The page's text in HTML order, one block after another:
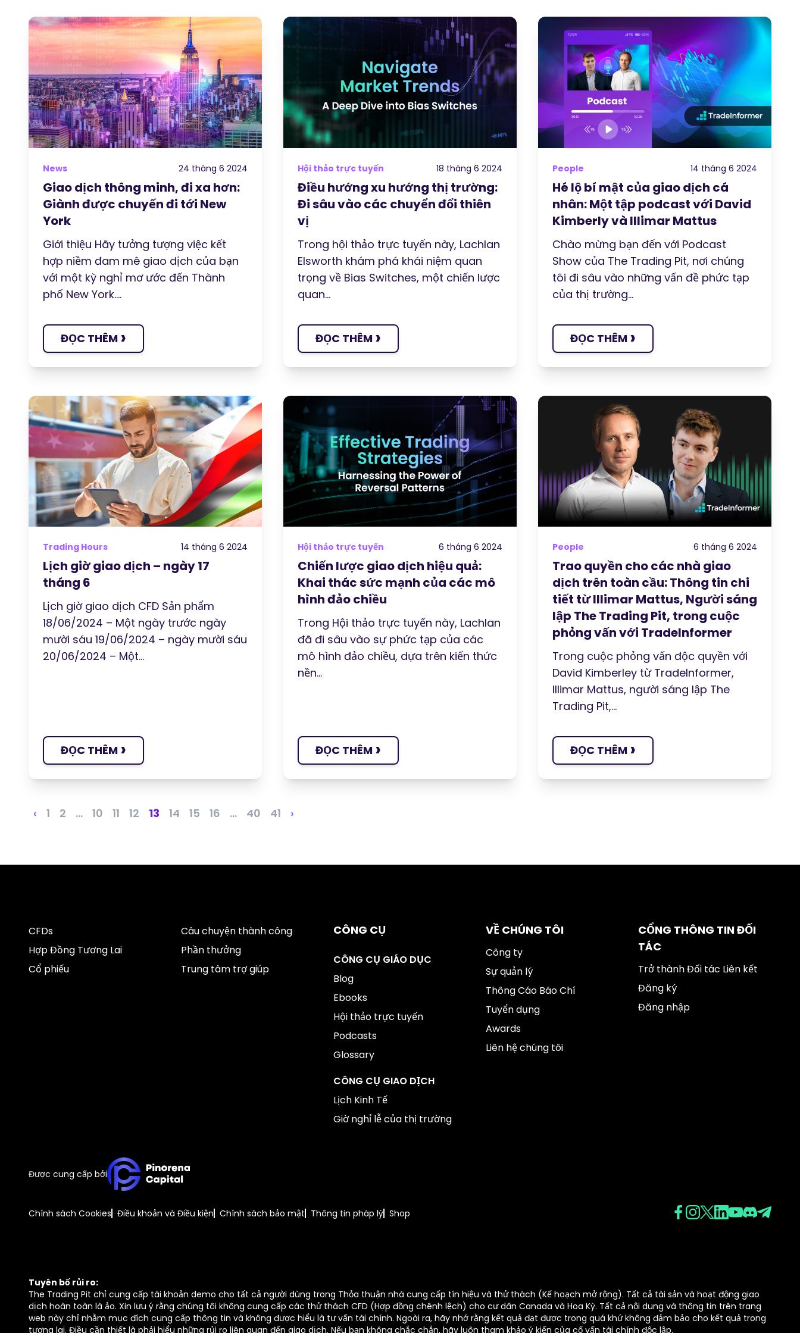
News 24 tháng 6 2024
Giao dịch thông minh, đi xa hơn:
Giành được chuyến đi tới New
York
Giới thiệu Hãy tưởng tượng việc kết
hợp niềm đam mê giao dịch của bạn
với một kỳ nghỉ mơ ước đến Thành
phố New York....
ĐỌC THÊM ›
Hội thảo trực tuyến 18 tháng 6 2024
Điều hướng xu hướng thị trường:
Đi sâu vào các chuyển đổi thiên
vị
Trong hội thảo trực tuyến này, Lachlan
Elsworth khám phá khái niệm quan
trọng về Bias Switches, một chiến lược
quan...
ĐỌC THÊM ›
People 14 tháng 6 2024
Hé lộ bí mật của giao dịch cá
nhân: Một tập podcast với David
Kimberly và Illimar Mattus
Chào mừng bạn đến với Podcast
Show của The Trading Pit, nơi chúng
tôi đi sâu vào những vấn đề phức tạp
của thị trường...
ĐỌC THÊM ›
Trading Hours 14 tháng 6 2024
Lịch giờ giao dịch – ngày 17
tháng 6
Lịch giờ giao dịch CFD Sản phẩm
18/06/2024 – Một ngày trước ngày
mười sáu 19/06/2024 – ngày mười sáu
20/06/2024 – Một...
ĐỌC THÊM ›
Hội thảo trực tuyến 6 tháng 6 2024
Chiến lược giao dịch hiệu quả:
Khai thác sức mạnh của các mô
hình đảo chiều
Trong Hội thảo trực tuyến này, Lachlan
đã đi sâu vào sự phức tạp của các
mô hình đảo chiều, dựa trên kiến ​​thức
nền...
ĐỌC THÊM ›
People 6 tháng 6 2024
Trao quyền cho các nhà giao
dịch trên toàn cầu: Thông tin chi
tiết từ Illimar Mattus, Người sáng
lập The Trading Pit, trong cuộc
phỏng vấn với TradeInformer
Trong cuộc phỏng vấn độc quyền với
David Kimberley từ TradeInformer,
Illimar Mattus, người sáng lập The
Trading Pit,...
ĐỌC THÊM ›
‹ 1 2 ... 10 11 12 13 14 15 16 ... 40 41 ›
CFDs
Hợp Đồng Tương Lai
Cổ phiếu
Câu chuyện thành công
Phần thưởng
Trung tâm trợ giúp
CÔNG CỤ
CÔNG CỤ GIÁO DỤC
Blog
Ebooks
Hội thảo trực tuyến
Podcasts
Glossary
CÔNG CỤ GIAO DỊCH
Lịch Kinh Tế
Giờ nghỉ lễ của thị trường
VỀ CHÚNG TÔI
Công ty
Sự quản lý
Thông Cáo Báo Chí
Tuyển dụng
Awards
Liên hệ chúng tôi
CỔNG THÔNG TIN ĐỐI
TÁC
Trở thành Đối tác Liên kết
Đăng ký
Đăng nhập
Được cung cấp bởi
Chính sách Cookies Điều khoản và Điều kiện Chính sách bảo mật Thông tin pháp lý Shop
Tuyên bố rủi ro:
The Trading Pit chỉ cung cấp tài khoản demo cho tất cả người dùng trong Thỏa thuận nhà cung cấp tín hiệu và thử thách (Kế hoạch mở rộng). Tất cả tài sản và hoạt động giao
dịch hoàn toàn là ảo. Xin lưu ý rằng chúng tôi không cung cấp các thử thách CFD (Hợp đồng chênh lệch) cho cư dân Canada và Hoa Kỳ. Tất cả nội dung và thông tin trên trang
web này chỉ nhằm mục đích cung cấp thông tin và không được hiểu là tư vấn tài chính. Ngoài ra, hãy nhớ rằng kết quả đạt được trong quá khứ không đảm bảo cho kết quả trong
tương lai. Điều cần thiết là phải hiểu những rủi ro liên quan đến giao dịch. Nếu bạn không chắc chắn, hãy luôn tham khảo ý kiến của cố vấn tài chính độc lập.